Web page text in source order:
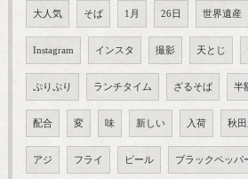
大人気 そば 1月 26日 世界遺産
Instagram インスタ 撮影 天とじ
ぷりぷり ランチタイム ざるそば 半
配合 変 味 新しい 入荷 秋
アジ フライ ピール ブラックペッパ